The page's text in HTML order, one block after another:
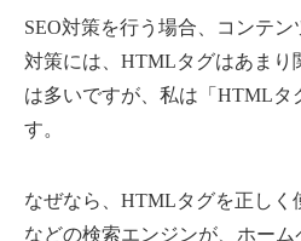
SEO対策を行う場合、コンテ
対策には、HTMLタグはあまり
は多いですが、私は「HTMLタ
す。
なぜなら、HTMLタグを正しく
などの検索エンジンが、ホー